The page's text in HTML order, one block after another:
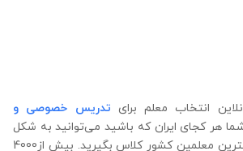
انتخاب معلم برای تدریس خصوصی و
هر کجای ایران که باشید می‌توانید به شکل
با بهترین معلمین کشور کلاس بگیرید. بیش از4000